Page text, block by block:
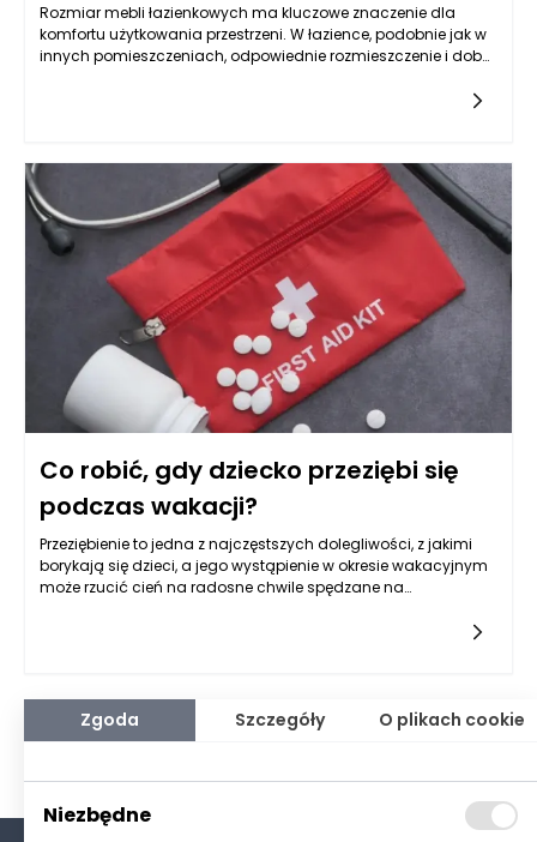
Rozmiar mebli łazienkowych ma kluczowe znaczenie dla
komfortu użytkowania przestrzeni. W łazience, podobnie jak w
innych pomieszczeniach, odpowiednie rozmieszczenie i dobór
się poruszać. W szczególności w mniejszych łazienkach, gdzie
aby spełniały swoje funkcje. Użytkownik powinien mieć
możliwość swobodnego dostępu do wszystkich elementów
wyposażenia i akcesoriów, co przekłada się na codzienne
korzystanie z łazienki.
Co robić, gdy dziecko przeziębi się
podczas wakacji?
Przeziębienie to jedna z najczęstszych dolegliwości, z jakimi
borykają się dzieci, a jego wystąpienie w okresie wakacyjnym
może rzucić cień na radosne chwile spędzane na
zachowanie spokoju w takich okolicznościach, jest
tzw. wakacyjna apteczka. Warto zatem dowiedzieć się, jakie
powinny być jej zawartości oraz jakie kroki podjąć w
Zgoda Szczegóły O plikach cookie
Niezbędne